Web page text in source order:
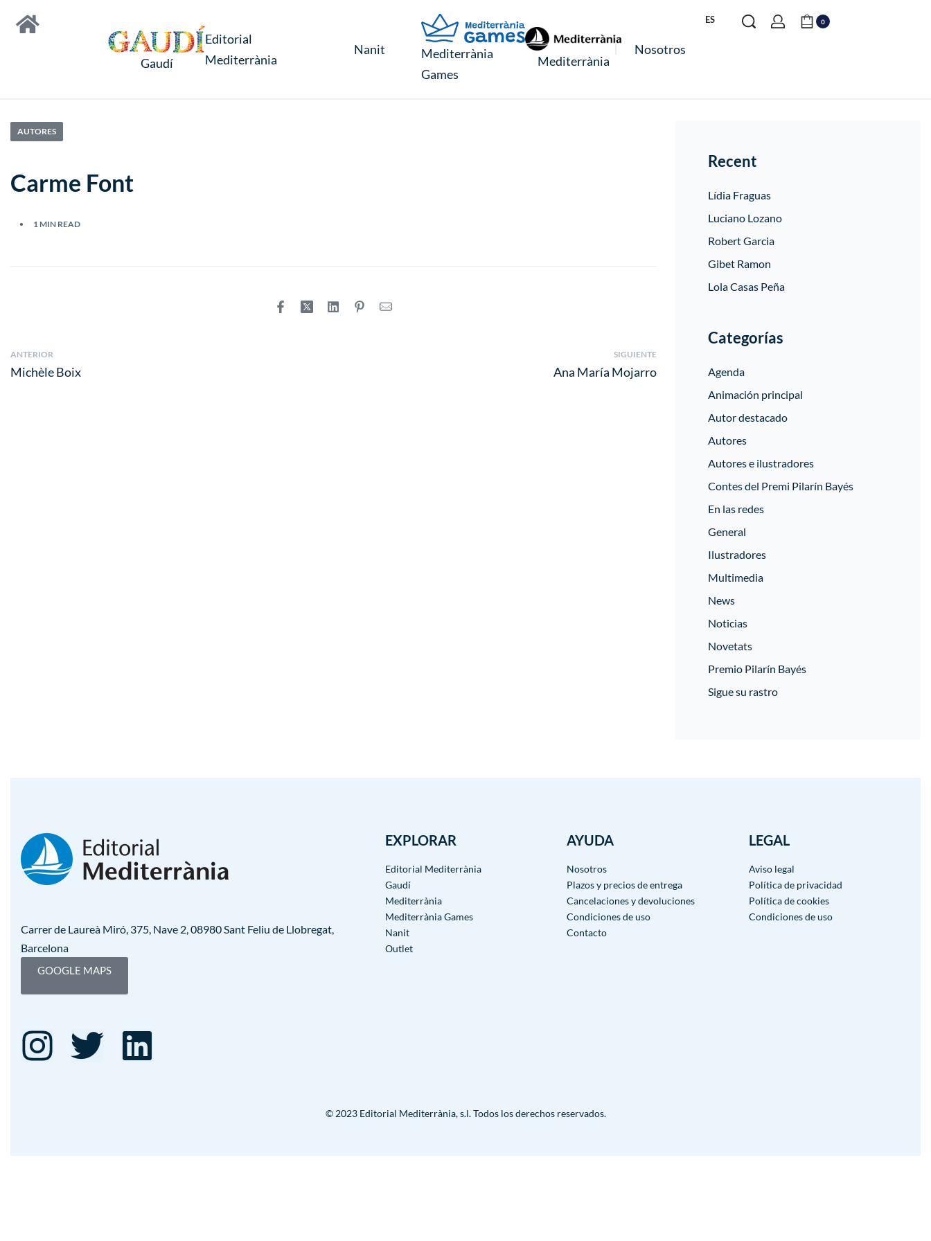
Gaudí
Editorial
Mediterrània
Nanit
Mediterrània
Games
Mediterrània
Nosotros
ES 0
AUTORES
Carme Font
1 MIN READ
ANTERIOR
Michèle Boix
SIGUIENTE
Ana María Mojarro
Recent
Lídia Fraguas
Luciano Lozano
Robert Garcia
Gibet Ramon
Lola Casas Peña
Categorías
Agenda
Animación principal
Autor destacado
Autores
Autores e ilustradores
Contes del Premi Pilarín Bayés
En las redes
General
Ilustradores
Multimedia
News
Noticias
Novetats
Premio Pilarín Bayés
Sigue su rastro
Carrer de Laureà Miró, 375, Nave 2, 08980 Sant Feliu de Llobregat,
Barcelona
GOOGLE MAPS
EXPLORAR
Editorial Mediterrània
Gaudí
Mediterrània
Mediterrània Games
Nanit
Outlet
AYUDA
Nosotros
Plazos y precios de entrega
Cancelaciones y devoluciones
Condiciones de uso
Contacto
LEGAL
Aviso legal
Política de privacidad
Política de cookies
Condiciones de uso
© 2023 Editorial Mediterrània, s.l. Todos los derechos reservados.